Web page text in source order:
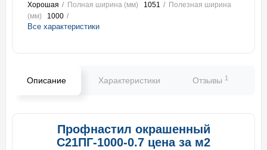
Хорошая
Полная ширина (мм) 1051
Полезная ширина
(мм)
1000
Все характеристики
Описание Характеристики Отзывы 1
Профнастил окрашенный
С21ПГ-1000-0.7 цена за м2